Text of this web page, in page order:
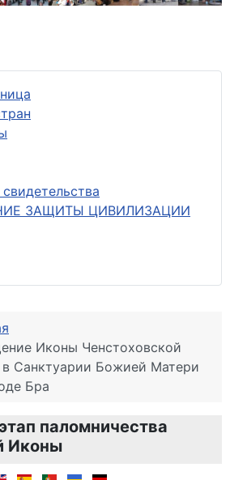
ЗАЩИТЫ ЦИВИЛИЗАЦИИ
Иконы Ченстоховской
Санктуарии Божией Матери
Бра
паломничества
Иконы